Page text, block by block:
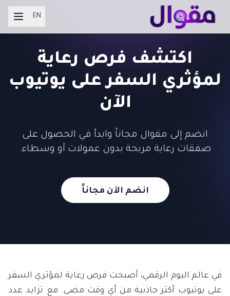
EN
اكتشف فرص رعاية
لمؤثري السفر على يوتيوب
الآن
انضم إلى مقوال مجاناً وابدأ في الحصول على
صفقات رعاية مربحة بدون عمولات أو وسطاء.
انضم الآن مجاناً
في عالم اليوم الرقمي، أصبحت فرص رعاية لمؤثري السفر
على يوتيوب أكثر جاذبية من أي وقت مضى. مع تزايد عدد